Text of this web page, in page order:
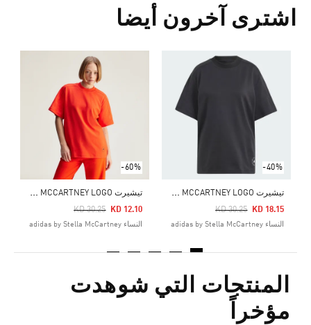
اشترى آخرون أيضا
-40%
ت
يشيرت ADIDAS BY STELLA MCCARTNEY LOGO
Price Reduced From
KD 30.25
To KD 18.15
النساء adidas by Stella McCartney
-60%
ت
يشيرت ADIDAS BY STELLA MCCARTNEY LOGO
Price Reduced From
KD 30.25
To KD 12.10
النساء adidas by Stella McCartney
Price Reduced From
To
المنتجات التي شوهدت
مؤخراً